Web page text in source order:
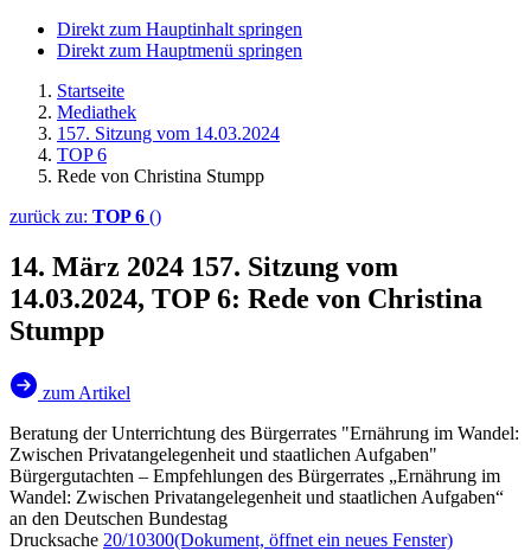
Direkt zum Hauptinhalt springen
Direkt zum Hauptmenü springen
Startseite
Mediathek
157. Sitzung vom 14.03.2024
TOP 6
Rede von Christina Stumpp
zurück zu: TOP 6 ()
14. März 2024 157. Sitzung vom
14.03.2024, TOP 6: Rede von Christina
Stumpp
zum Artikel
Beratung der Unterrichtung des Bürgerrates "Ernährung im Wandel:
Zwischen Privatangelegenheit und staatlichen Aufgaben"
Bürgergutachten – Empfehlungen des Bürgerrates „Ernährung im
Wandel: Zwischen Privatangelegenheit und staatlichen Aufgaben“
an den Deutschen Bundestag
Drucksache 20/10300(Dokument, öffnet ein neues Fenster)